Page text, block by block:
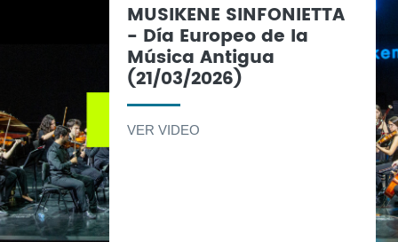
MUSIKENE SINFONIETTA
- Día Europeo de la
Música Antigua
(21/03/2026)
VER VIDEO